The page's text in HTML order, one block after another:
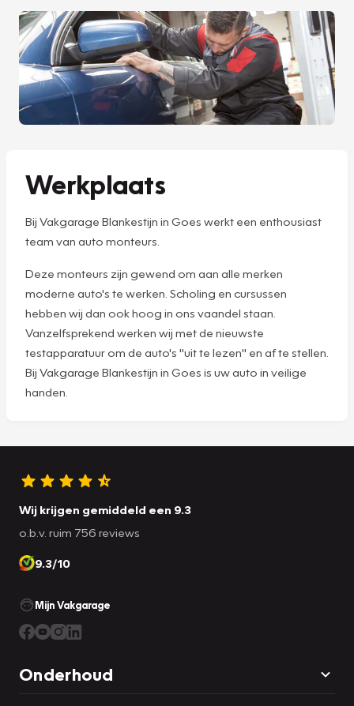
Werkplaats
Bij Vakgarage Blankestijn in Goes werkt een enthousiast
team van auto monteurs.
Deze monteurs zijn gewend om aan alle merken
moderne auto's te werken. Scholing en cursussen
hebben wij dan ook hoog in ons vaandel staan.
Vanzelfsprekend werken wij met de nieuwste
testapparatuur om de auto's "uit te lezen" en af te stellen.
Bij Vakgarage Blankestijn in Goes is uw auto in veilige
handen.
Wij krijgen gemiddeld een 9.3
o.b.v. ruim 756 reviews
9.3/10
Mijn Vakgarage
Onderhoud